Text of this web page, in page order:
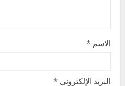
الاسم *
البريد الإلكتروني *